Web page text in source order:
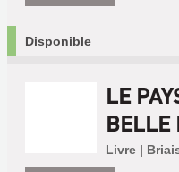
Disponible
LE
BELLE
Livre |